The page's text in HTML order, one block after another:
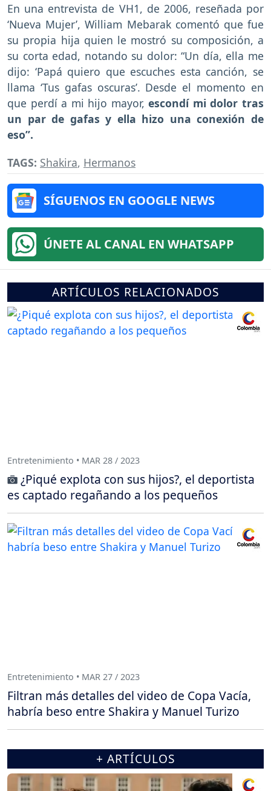
En una entrevista de VH1, de 2006, reseñada por
‘Nueva Mujer’, William Mebarak comentó que fue
su propia hija quien le mostró su composición, a
su corta edad, notando su dolor: “Un día, ella me
dijo: ‘Papá quiero que escuches esta canción, se
llama ‘Tus gafas oscuras’. Desde el momento en
que perdí a mi hijo mayor, escondí mi dolor tras
un par de gafas y ella hizo una conexión de
eso”.
TAGS: Shakira, Hermanos
SÍGUENOS EN GOOGLE NEWS
ÚNETE AL CANAL EN WHATSAPP
ARTÍCULOS RELACIONADOS
Entretenimiento • MAR 28 / 2023
¿Piqué explota con sus hijos?, el deportista
es captado regañando a los pequeños
Entretenimiento • MAR 27 / 2023
Filtran más detalles del video de Copa Vacía,
habría beso entre Shakira y Manuel Turizo
+ ARTÍCULOS